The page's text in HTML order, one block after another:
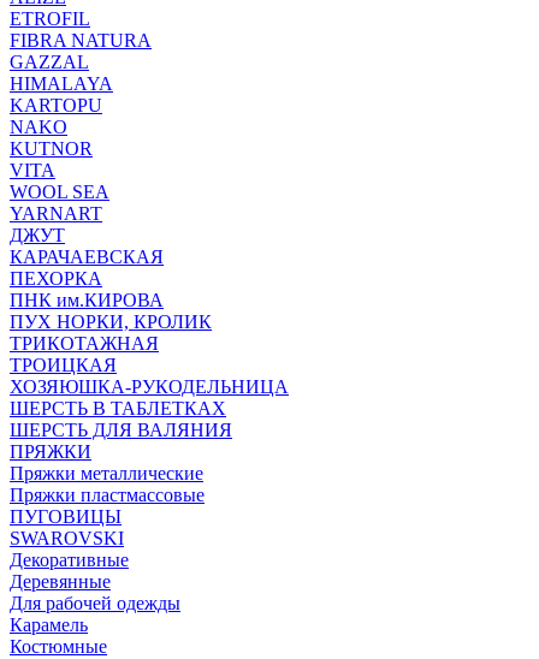
ETROFIL
FIBRA NATURA
GAZZAL
HIMALAYA
KARTOPU
NAKO
KUTNOR
VITA
WOOL SEA
YARNART
ДЖУТ
КАРАЧАЕВСКАЯ
ПЕХОРКА
ПНК им.КИРОВА
ПУХ НОРКИ, КРОЛИК
ТРИКОТАЖНАЯ
ТРОИЦКАЯ
ХОЗЯЮШКА-РУКОДЕЛЬНИЦА
ШЕРСТЬ В ТАБЛЕТКАХ
ШЕРСТЬ ДЛЯ ВАЛЯНИЯ
ПРЯЖКИ
Пряжки металлические
Пряжки пластмассовые
ПУГОВИЦЫ
SWAROVSKI
Декоративные
Деревянные
Для рабочей одежды
Карамель
Костюмные